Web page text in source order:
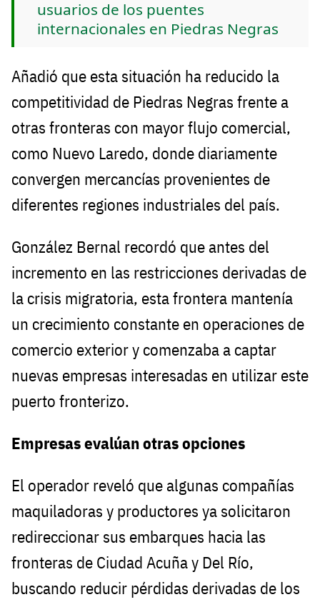
usuarios de los puentes
internacionales en Piedras Negras
Añadió que esta situación ha reducido la
competitividad de Piedras Negras frente a
otras fronteras con mayor flujo comercial,
como Nuevo Laredo, donde diariamente
convergen mercancías provenientes de
diferentes regiones industriales del país.
González Bernal recordó que antes del
incremento en las restricciones derivadas de
la crisis migratoria, esta frontera mantenía
un crecimiento constante en operaciones de
comercio exterior y comenzaba a captar
nuevas empresas interesadas en utilizar este
puerto fronterizo.
Empresas evalúan otras opciones
El operador reveló que algunas compañías
maquiladoras y productores ya solicitaron
redireccionar sus embarques hacia las
fronteras de Ciudad Acuña y Del Río,
buscando reducir pérdidas derivadas de los